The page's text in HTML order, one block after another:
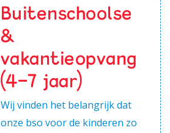
Buitenschoolse
&
vakantieopvang
(4-7 jaar)
Wij vinden het belangrijk dat
onze bso voor de kinderen zo